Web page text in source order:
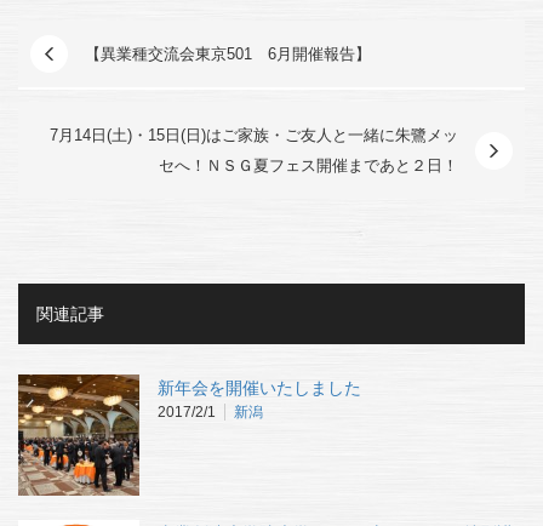
【異業種交流会東京501 6月開催報告】
7月14日(土)・15日(日)はご家族・ご友人と一緒に朱鷺メッ
セへ！ＮＳＧ夏フェス開催まであと２日！
関連記事
新年会を開催いたしました
2017/2/1 新潟